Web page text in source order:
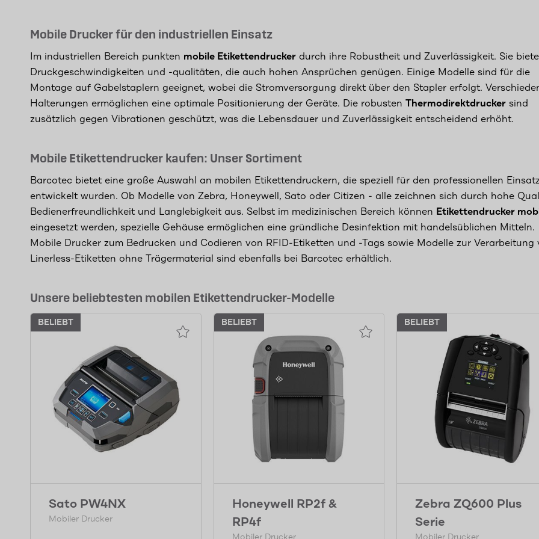
Mobile Drucker für den industriellen Einsatz
Im industriellen Bereich punkten mobile Etikettendrucker durch ihre Robustheit und Zuverlässigkeit. Sie
Druckgeschwindigkeiten und -qualitäten, die auch hohen Ansprüchen genügen. Einige Modelle sind für die
Montage auf Gabelstaplern geeignet, wobei die Stromversorgung direkt über den Stapler erfolgt.
Halterungen ermöglichen eine optimale Positionierung der Geräte. Die robusten Thermodirektdrucker sind
zusätzlich gegen Vibrationen geschützt, was die Lebensdauer und Zuverlässigkeit entscheidend erhöht.
Mobile Etikettendrucker kaufen: Unser Sortiment
Barcotec bietet eine große Auswahl an mobilen Etikettendruckern, die speziell für den professionellen Einsatz
entwickelt wurden. Ob Modelle von Zebra, Honeywell, Sato oder Citizen - alle zeichnen sich durch hohe
Bedienerfreundlichkeit und Langlebigkeit aus. Selbst im medizinischen Bereich können Etikettendrucker
eingesetzt werden, spezielle Gehäuse ermöglichen eine gründliche Desinfektion mit handelsüblichen Mitteln.
Mobile Drucker zum Bedrucken und Codieren von RFID-Etiketten und -Tags sowie Modelle zur Verarbeitung
Linerless-Etiketten ohne Trägermaterial sind ebenfalls bei Barcotec erhältlich.
Unsere beliebtesten mobilen Etikettendrucker-Modelle
BELIEBT
Sato PW4NX
Mobiler Drucker
BELIEBT
Honeywell RP2f &
RP4f
BELIEBT
Zebra ZQ600 Plus
Serie